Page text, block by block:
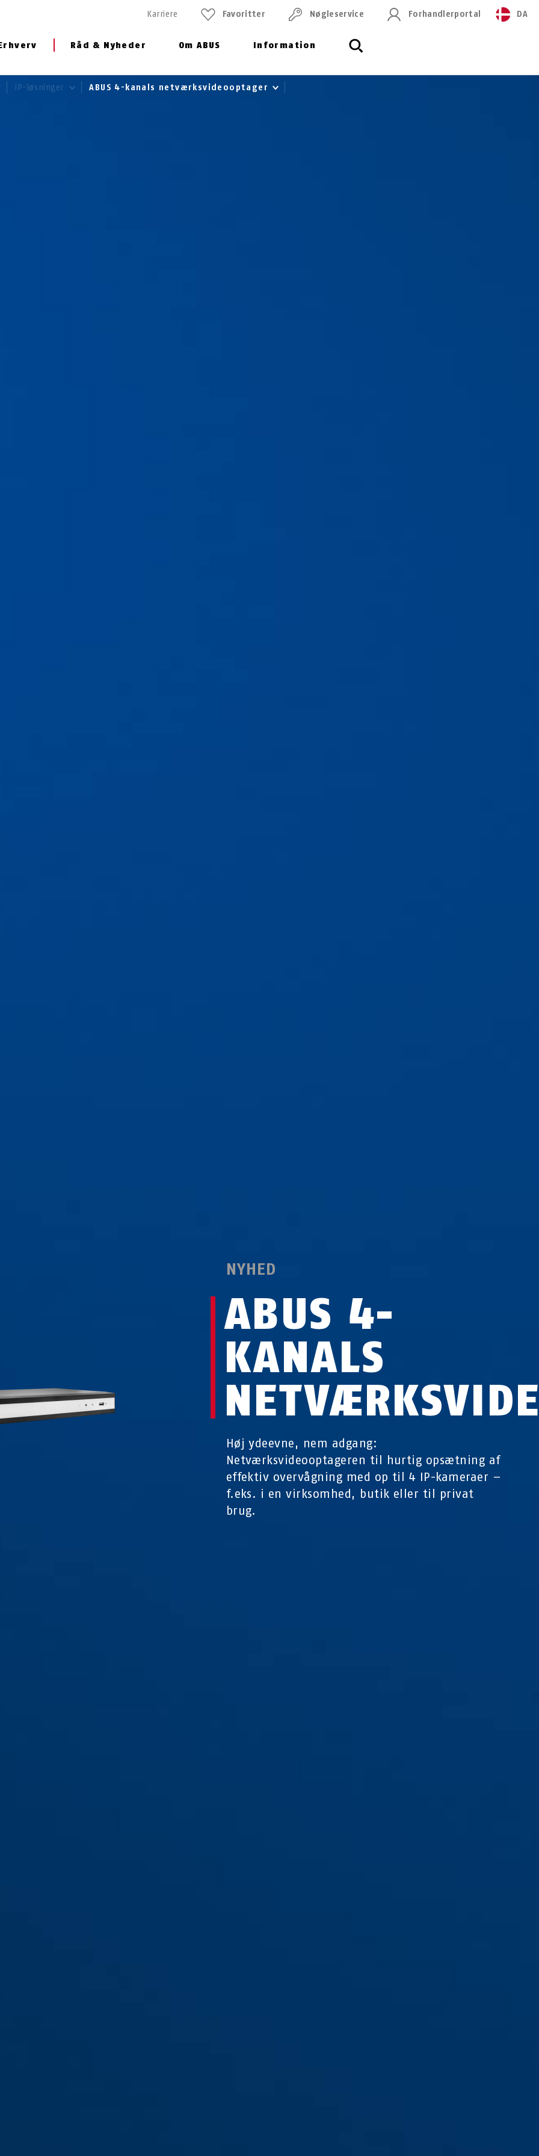
Råd & Nyheder Om ABUS Information
Karriere Favoritter Nøgleservice Forhandlerportal DA
IP-løsninger ABUS 4-kanals netværksvideooptager
NYHED
ABUS 4-
KANALS
Høj ydeevne, nem adgang:
Netværksvideooptageren til hurtig opsætning af
effektiv overvågning med op til 4 IP-kameraer –
f.eks. i en virksomhed, butik eller til privat
brug.